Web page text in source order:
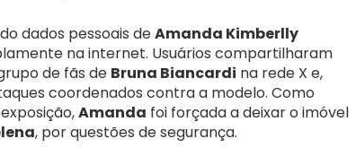
dados pessoais deAmanda Kimberlly
na internet. Usuários compartilharam
de fãs de Bruna Biancardi na rede X e,
coordenados contra a modelo. Como
Amanda foi forçada a deixar o imóvel
, por questões de segurança.